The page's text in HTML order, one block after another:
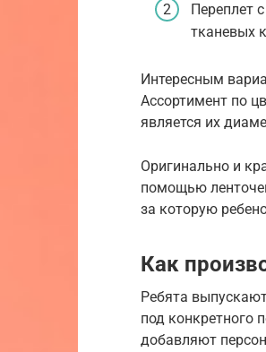
Переплет
тканевых
Интересным
Ассортимент по
является их
Оригинально и
помощью
за которую
Как
Ребята
под конкретного
добавляют